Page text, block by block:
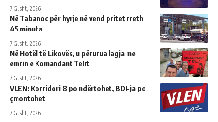
7 Gusht, 2026
Në Tabanoc për hyrje në vend pritet rreth
45 minuta
7 Gusht, 2026
Në Hotël të Likovës, u përurua lagja me
emrin e Komandant Telit
7 Gusht, 2026
VLEN: Korridori 8 po ndërtohet, BDI-ja po
çmontohet
7 Gusht, 2026